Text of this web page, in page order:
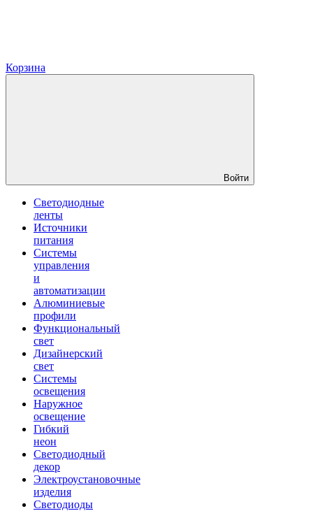
Корзина
Войти
Светодиодные
ленты
Источники
питания
Системы
управления
и
автоматизации
Алюминиевые
профили
Функциональный
свет
Дизайнерский
свет
Системы
освещения
Наружное
освещение
Гибкий
неон
Светодиодный
декор
Электроустановочные
изделия
Светодиоды